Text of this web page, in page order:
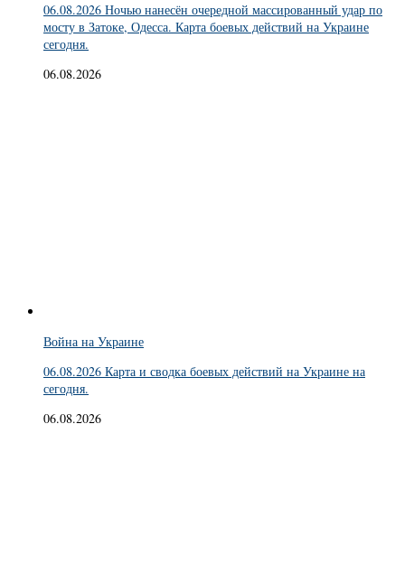
06.08.2026 Ночью нанесён очередной массированный удар по
мосту в Затоке, Одесса. Карта боевых действий на Украине
сегодня.
06.08.2026
Война на Украине
06.08.2026 Карта и сводка боевых действий на Украине на
сегодня.
06.08.2026